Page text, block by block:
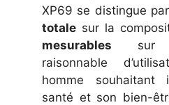
XP69 se distingue
totale sur la
mesurables sur
raisonnable
homme souhaitant
santé et son bien-